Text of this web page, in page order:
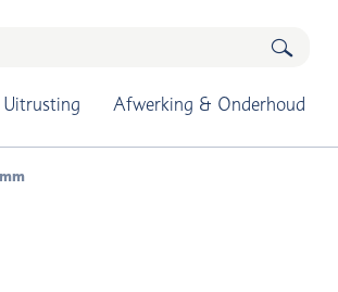
Uitrusting Afwerking & Onderhoud